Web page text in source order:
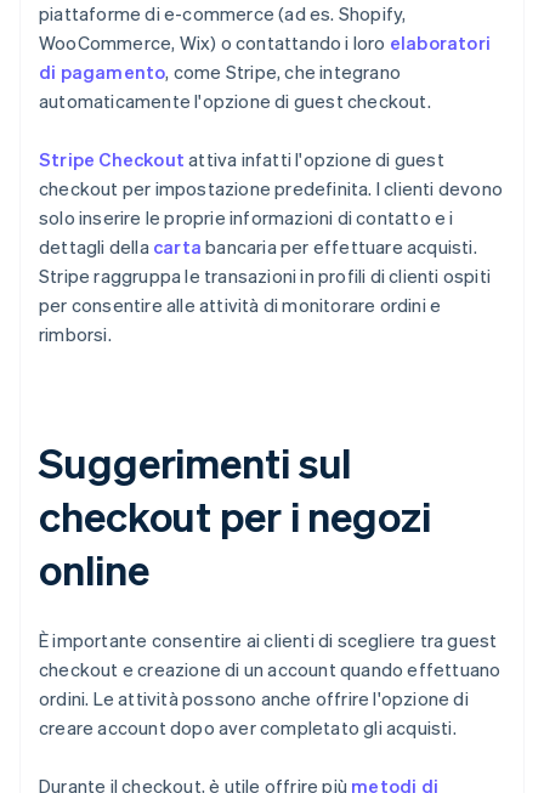
piattaforme di e-commerce (ad es. Shopify,
WooCommerce, Wix) o contattando i loro elaboratori
di pagamento, come Stripe, che integrano
automaticamente l'opzione di guest checkout.
Stripe Checkout attiva infatti l'opzione di guest
checkout per impostazione predefinita. I clienti devono
solo inserire le proprie informazioni di contatto e i
dettagli della carta bancaria per effettuare acquisti.
Stripe raggruppa le transazioni in profili di clienti ospiti
per consentire alle attività di monitorare ordini e
rimborsi.
Suggerimenti sul
checkout per i negozi
online
È importante consentire ai clienti di scegliere tra guest
checkout e creazione di un account quando effettuano
ordini. Le attività possono anche offrire l'opzione di
creare account dopo aver completato gli acquisti.
Durante il checkout, è utile offrire più metodi di